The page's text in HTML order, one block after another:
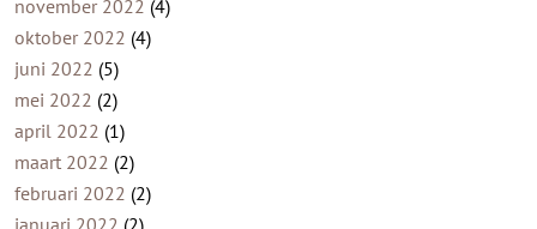
november 2022 (4)
oktober 2022 (4)
juni 2022 (5)
mei 2022 (2)
april 2022 (1)
maart 2022 (2)
februari 2022 (2)
januari 2022 (2)